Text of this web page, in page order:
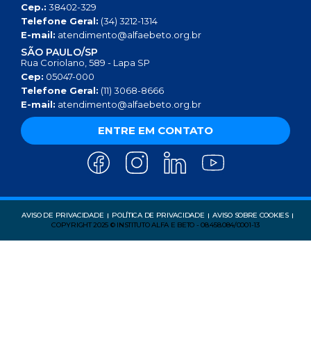
Cep.: 38402-329
Telefone Geral: (34) 3212-1314
E-mail: atendimento@alfaebeto.org.br
SÃO PAULO/SP
Rua Coriolano, 589 - Lapa SP
Cep: 05047-000
Telefone Geral: (11) 3068-8666
E-mail: atendimento@alfaebeto.org.br
ENTRE EM CONTATO
AVISO DE PRIVACIDADE POLÍTICA DE PRIVACIDADE
AVISO SOBRE COOKIES
COPYRIGHT 2025 © INSTITUTO ALFA E BETO - 08.458.084/0001-13